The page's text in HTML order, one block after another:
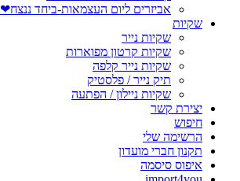
אביזרים ליום העצמאות-ביחד ננצח❤
שקיות
שקיות נייר
שקיות קרטון מפוארות
שקיות נייר קלפה
תיק נייר / פלסטיק
שקיות ניילון / הפתעה
יצירת קשר
חיפוש
הרשימה שלי
תקנון חברי מועדון
איפוס סיסמה